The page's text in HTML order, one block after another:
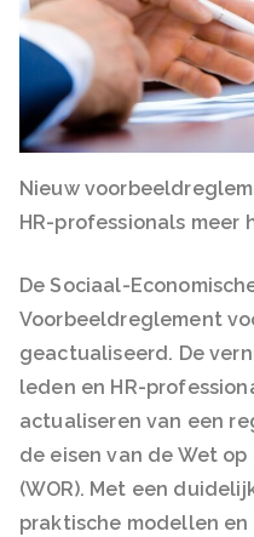
Nieuw
HR-professionals meer
De Sociaal-
Voorbeeldreglement
geactualiseerd. De
leden en HR-
actualiseren van een
de eisen van de Wet
(WOR). Met een
praktische modellen